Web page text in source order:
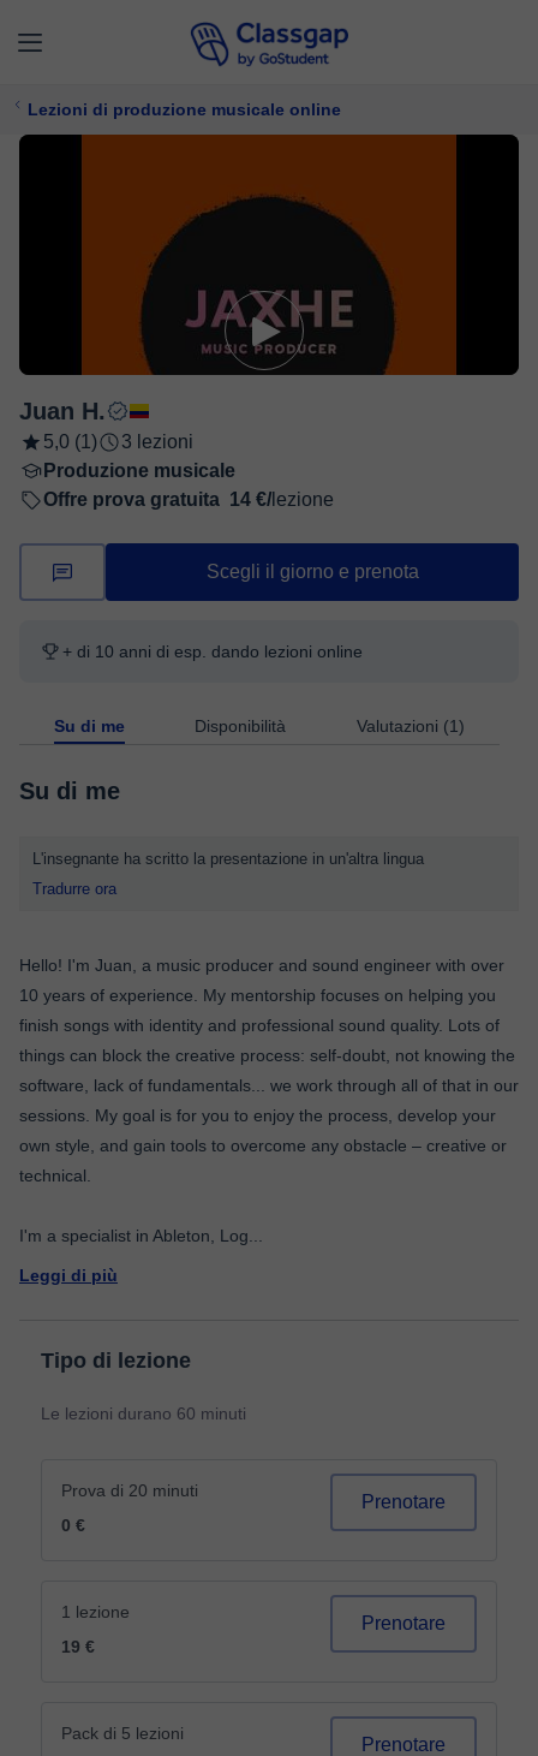
Lezioni di produzione musicale online
Juan H.
5,0 (1)
3 lezioni
Produzione musicale
Offre prova gratuita 14 €/ lezione
Scegli il giorno e prenota
+ di 10 anni di esp. dando lezioni online
Su di me Disponibilità Valutazioni (1)
Su di me
L'insegnante ha scritto la presentazione in un'altra lingua
Tradurre ora
Hello! I'm Juan, a music producer and sound engineer with over
10 years of experience. My mentorship focuses on helping you
finish songs with identity and professional sound quality. Lots of
things can block the creative process: self-doubt, not knowing the
software, lack of fundamentals... we work through all of that in our
sessions. My goal is for you to enjoy the process, develop your
own style, and gain tools to overcome any obstacle – creative or
technical.
I'm a specialist in Ableton, Log
Leggi di più
Tipo di lezione
Le lezioni durano 60 minuti
Prova di 20 minuti
0 €
Prenotare
1 lezione
19 €
Prenotare
Pack di 5 lezioni
Prenotare